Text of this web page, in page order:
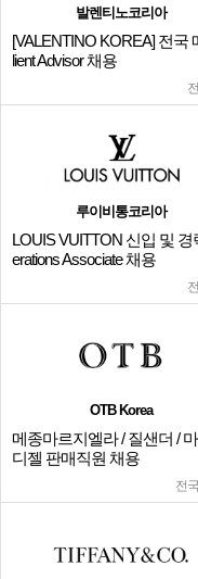
발렌티노코리아
[VALENTINO KOREA] 전국
lient Advisor 채용
루이비통코리아
LOUIS VUITTON 신입 및 경
erations Associate 채용
OTB Korea
메종마르지엘라 / 질샌더 /
디젤 판매직원 채용
전